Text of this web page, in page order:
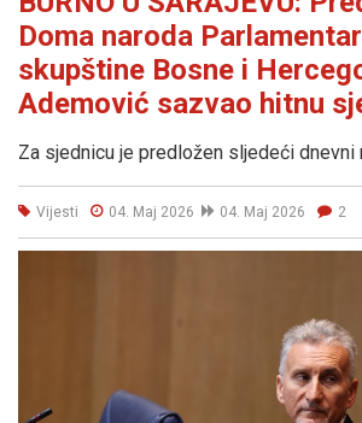
Doma naroda
skupštine Bosne i
Ademović sazvao hitnu
Za sjednicu je predložen sljedeći dnevni
Vijesti 04. Maj 2026 04. Maj 2026 2